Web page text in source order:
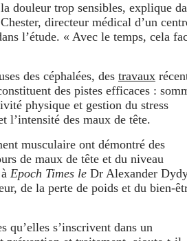
douleur trop sensibles, explique
directeur médical d’un
l’étude. « Avec le temps, cela
des céphalées, des travaux
des pistes efficaces :
physique et gestion du stress
l’intensité des maux de tête.
musculaire ont démontré des
de maux de tête et du niveau
Epoch Times le Dr Alexander
de la perte de poids et du bien-
qu’elles s’inscrivent dans un